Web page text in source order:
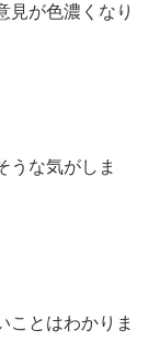
見が色濃くなり
うな気がしま
ことはわかりま